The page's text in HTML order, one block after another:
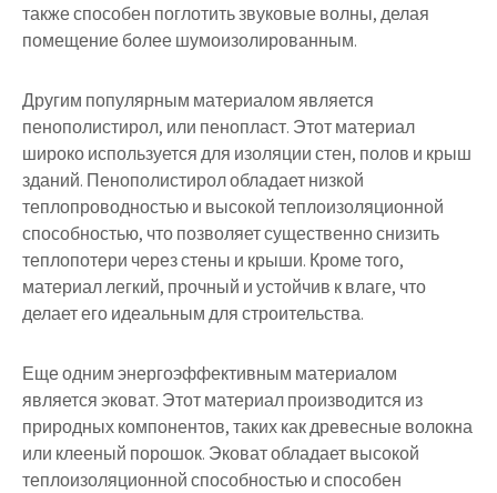
также способен поглотить звуковые волны, делая
помещение более шумоизолированным.
Другим популярным материалом является
пенополистирол, или пенопласт. Этот материал
широко используется для изоляции стен, полов и крыш
зданий. Пенополистирол обладает низкой
теплопроводностью и высокой теплоизоляционной
способностью, что позволяет существенно снизить
теплопотери через стены и крыши. Кроме того,
материал легкий, прочный и устойчив к влаге, что
делает его идеальным для строительства.
Еще одним энергоэффективным материалом
является эковат. Этот материал производится из
природных компонентов, таких как древесные волокна
или клееный порошок. Эковат обладает высокой
теплоизоляционной способностью и способен